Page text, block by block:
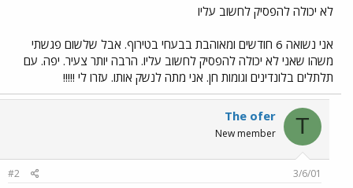
א
ר
לא יכולה להפסיק לחשוב עליו
אני נשואה 6 חודשים ומאוהבת בבעחי בטירוף. אבל שלשום פגשתי
משהו שאני לא יכולה להפסיק לחשוב עליו. הרבה יותר צעיר. יפה. עם
תלתלים בלונדינים וגומות חן. אני מתה לנשק אותו. עזרו לי !!!!!
T
The ofer
New member
3/6/01
#2